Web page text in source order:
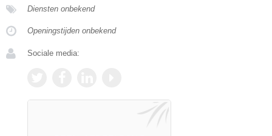
Diensten onbekend
Openingstijden onbekend
Sociale media: